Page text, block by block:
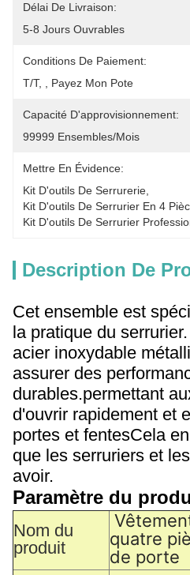
Délai De Livraison:
5-8 Jours Ouvrables
Conditions De Paiement:
T/T, , Payez Mon Pote
Capacité D'approvisionnement:
99999 Ensembles/mois
Mettre En Évidence:
Kit D'outils De Serrurerie
Kit D'outils De Serrurier En 4
Kit D'outils De Serrurier
Description De
Cet ensemble est
la pratique du
acier inoxydable
assurer des
durables.permettant
d'ouvrir rapidement et
portes et fentesCela
que les serruriers et
avoir.
Paramètre du
Nom du
produit
quatre
de porte